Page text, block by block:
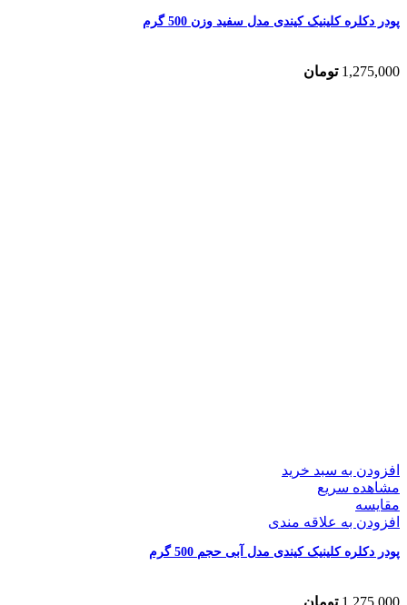
پودر دکلره کلینیک کیندی مدل سفید وزن 500 گرم
1,275,000 تومان
افزودن به سبد خرید
مشاهده سریع
مقایسه
افزودن به علاقه مندی
پودر دکلره کلینیک کیندی مدل آبی حجم 500 گرم
1,275,000 تومان